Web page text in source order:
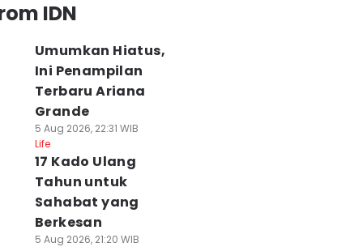
IDN
Umumkan Hiatus,
Ini Penampilan
Terbaru Ariana
Grande
5 Aug 2026, 22:31 WIB
Life
17 Kado Ulang
Tahun untuk
Sahabat yang
Berkesan
5 Aug 2026, 21:20 WIB